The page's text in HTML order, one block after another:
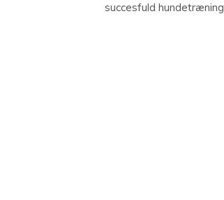
succesfuld hundetræning